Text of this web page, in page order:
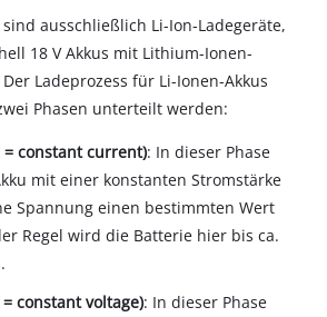
ausschließlich Li-Ion-Ladegeräte,
18 V Akkus mit Lithium-Ionen-
Ladeprozess für Li-Ionen-Akkus
Phasen unterteilt werden:
= constant current): In dieser Phase
mit einer konstanten Stromstärke
Spannung einen bestimmten Wert
Regel wird die Batterie hier bis ca.
= constant voltage): In dieser Phase